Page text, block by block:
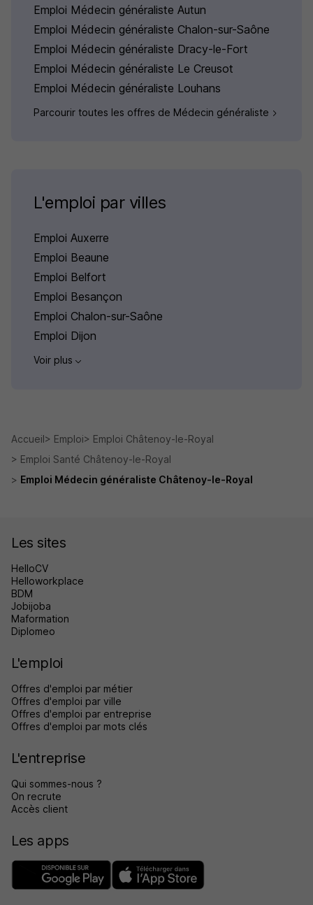
Emploi Médecin généraliste Autun
Emploi Médecin généraliste Chalon-sur-Saône
Emploi Médecin généraliste Dracy-le-Fort
Emploi Médecin généraliste Le Creusot
Emploi Médecin généraliste Louhans
Parcourir toutes les offres de Médecin généraliste
L'emploi par villes
Emploi Auxerre
Emploi Beaune
Emploi Belfort
Emploi Besançon
Emploi Chalon-sur-Saône
Emploi Dijon
Voir plus
Accueil Emploi
Emploi Châtenoy-le-Royal
Emploi Santé Châtenoy-le-Royal
Emploi Médecin généraliste Châtenoy-le-Royal
Les sites
HelloCV
Helloworkplace
BDM
Jobijoba
Maformation
Diplomeo
L'emploi
Offres d'emploi par métier
Offres d'emploi par ville
Offres d'emploi par entreprise
Offres d'emploi par mots clés
L'entreprise
Qui sommes-nous ?
On recrute
Accès client
Les apps